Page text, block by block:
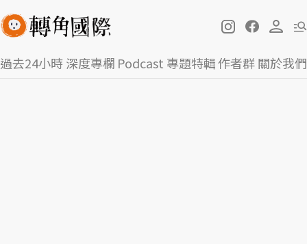
過去24小時深度專欄 Podcast 專題特輯作者群關於我們